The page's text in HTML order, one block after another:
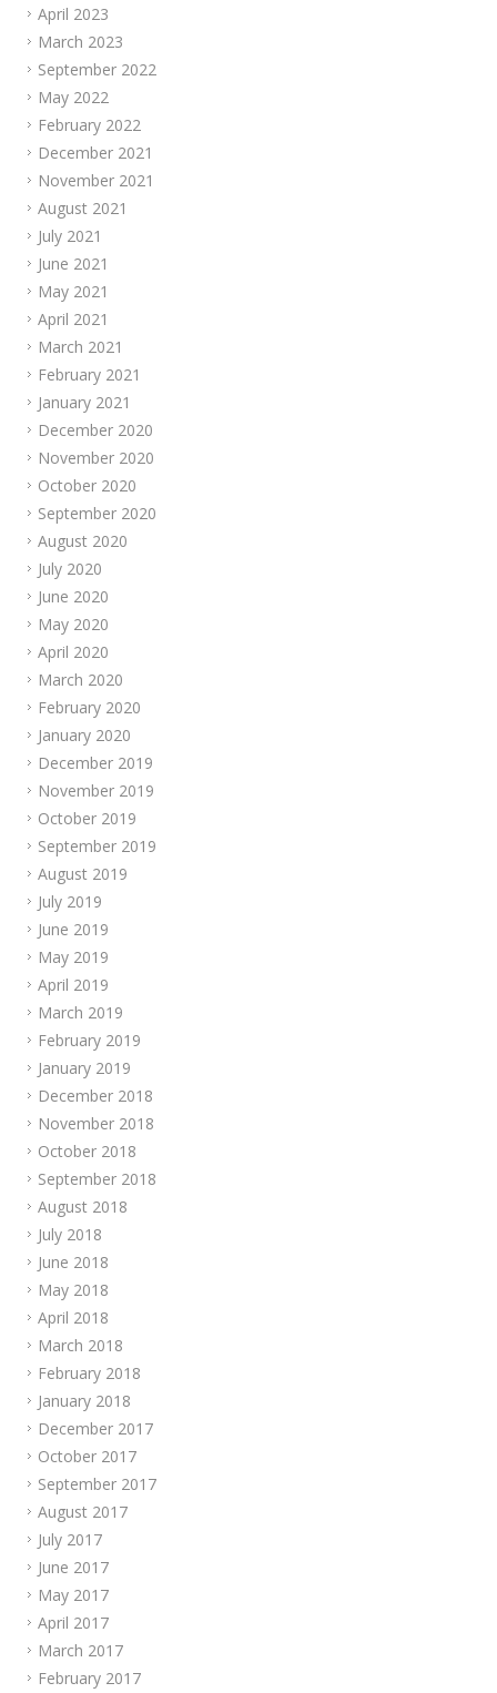
April 2023
March 2023
September 2022
May 2022
February 2022
December 2021
November 2021
August 2021
July 2021
June 2021
May 2021
April 2021
March 2021
February 2021
January 2021
December 2020
November 2020
October 2020
September 2020
August 2020
July 2020
June 2020
May 2020
April 2020
March 2020
February 2020
January 2020
December 2019
November 2019
October 2019
September 2019
August 2019
July 2019
June 2019
May 2019
April 2019
March 2019
February 2019
January 2019
December 2018
November 2018
October 2018
September 2018
August 2018
July 2018
June 2018
May 2018
April 2018
March 2018
February 2018
January 2018
December 2017
October 2017
September 2017
August 2017
July 2017
June 2017
May 2017
April 2017
March 2017
February 2017